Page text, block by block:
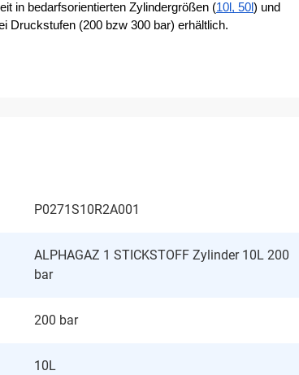
in bedarfsorientierten Zylindergrößen (10l, 50l) und
Druckstufen (200 bzw 300 bar) erhältlich.
P0271S10R2A001
ALPHAGAZ 1 STICKSTOFF Zylinder 10L 200
bar
200 bar
10L